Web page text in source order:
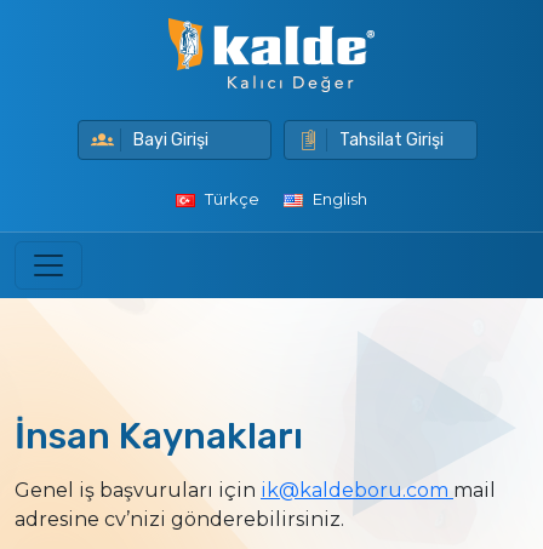
Bayi Girişi Tahsilat Girişi
Türkçe English
İnsan Kaynakları
Genel iş başvuruları için ik@kaldeboru.com mail
adresine cv’nizi gönderebilirsiniz.